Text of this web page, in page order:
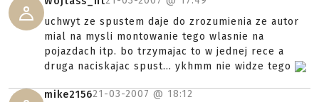
uchwyt ze spustem daje do zrozumienia ze autor
mial na mysli montowanie tego wlasnie na
pojazdach itp. bo trzymajac to w jednej rece a
druga naciskajac spust... ykhmm nie widze tego
mike215621-03-2007 @ 18:12